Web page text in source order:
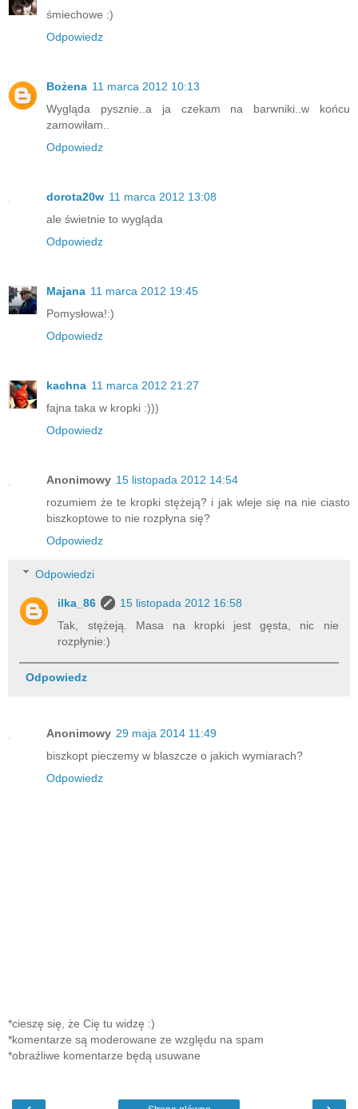
śmiechowe :)
Odpowiedz
Bożena 11 marca 2012 10:13
Wygląda pysznie..a ja czekam na barwniki..w końcu
zamowiłam..
Odpowiedz
dorota20w 11 marca 2012 13:08
ale świetnie to wygląda
Odpowiedz
Majana 11 marca 2012 19:45
Pomysłowa!:)
Odpowiedz
kachna 11 marca 2012 21:27
fajna taka w kropki :)))
Odpowiedz
Anonimowy 15 listopada 2012 14:54
rozumiem że te kropki stężeją? i jak wleje się na nie ciasto
biszkoptowe to nie rozpłyna się?
Odpowiedz
Odpowiedzi
ilka_86
15 listopada 2012 16:58
Tak, stężeją. Masa na kropki jest gęsta, nic nie
rozpłynie:)
Odpowiedz
Anonimowy 29 maja 2014 11:49
biszkopt pieczemy w blaszcze o jakich wymiarach?
Odpowiedz
*cieszę się, że Cię tu widzę :)
*komentarze są moderowane ze względu na spam
*obraźliwe komentarze będą usuwane